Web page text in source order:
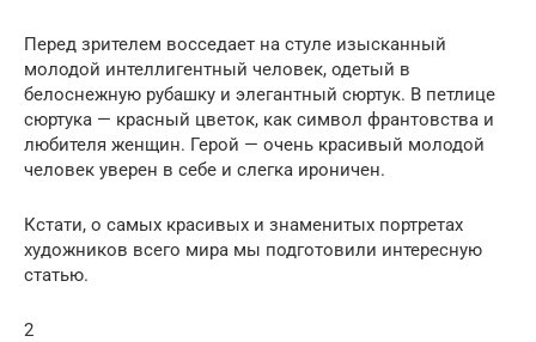
Перед зрителем восседает на стуле изысканный
молодой интеллигентный человек, одетый в
белоснежную рубашку и элегантный сюртук. В петлице
сюртука — красный цветок, как символ франтовства и
любителя женщин. Герой — очень красивый молодой
человек уверен в себе и слегка ироничен.
Кстати, о самых красивых и знаменитых портретах
художников всего мира мы подготовили интересную
статью.
2